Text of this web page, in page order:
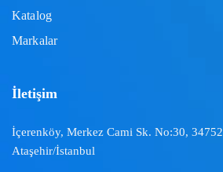
Katalog
Markalar
İletişim
İçerenköy, Merkez Cami Sk. No:30, 34752
Ataşehir/İstanbul